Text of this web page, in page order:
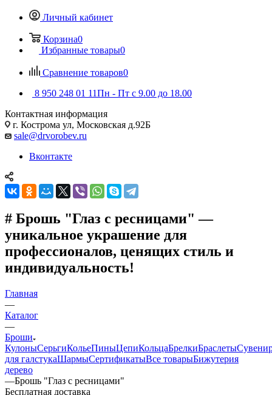
Личный кабинет
Корзина0
Избранные товары0
Сравнение товаров0
8 950 248 01 11Пн - Пт с 9.00 до 18.00
Контактная информация
г. Кострома ул, Московская д.92Б
sale@drvorobev.ru
Вконтакте
# Брошь "Глаз с ресницами" —
уникальное украшение для
профессионалов, ценящих стиль и
индивидуальность!
Главная
—
Каталог
—
Броши
КулоныСерьгиКольеПиныЦепиКольцаБрелкиБраслеты
для галстукаШармыСертификатыВсе товарыБижутерия
дерево
—Брошь "Глаз с ресницами"
Бесплатная доставка